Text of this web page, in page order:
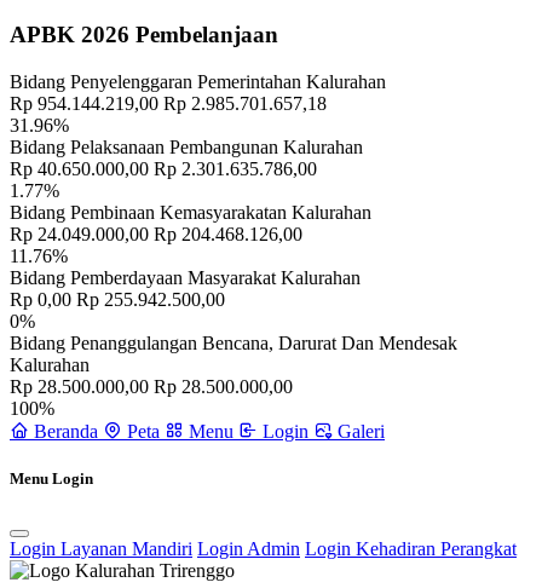
Sejarah 30 April 2014
APBK 2026 Pembelanjaan
Bidang Penyelenggaran Pemerintahan Kalurahan
Rp 954.144.219,00 Rp 2.985.701.657,18
31.96%
Bidang Pelaksanaan Pembangunan Kalurahan
Rp 40.650.000,00 Rp 2.301.635.786,00
1.77%
Bidang Pembinaan Kemasyarakatan Kalurahan
Rp 24.049.000,00 Rp 204.468.126,00
11.76%
Bidang Pemberdayaan Masyarakat Kalurahan
Rp 0,00 Rp 255.942.500,00
0%
Bidang Penanggulangan Bencana, Darurat Dan Mendesak
Kalurahan
Rp 28.500.000,00 Rp 28.500.000,00
100%
Beranda
Peta Menu Login Galeri
Menu Login
Login Layanan Mandiri Login Admin Login Kehadiran Perangkat